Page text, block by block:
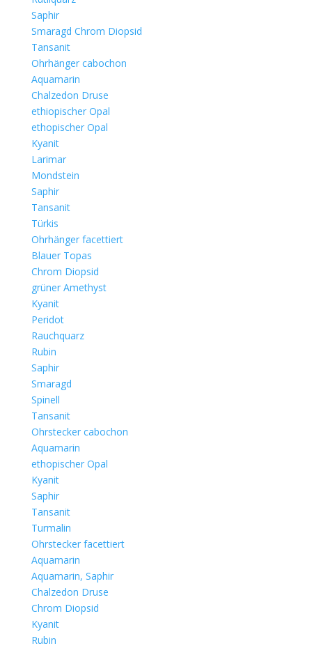
Saphir
Smaragd Chrom Diopsid
Tansanit
Ohrhänger cabochon
Aquamarin
Chalzedon Druse
ethiopischer Opal
ethopischer Opal
Kyanit
Larimar
Mondstein
Saphir
Tansanit
Türkis
Ohrhänger facettiert
Blauer Topas
Chrom Diopsid
grüner Amethyst
Kyanit
Peridot
Rauchquarz
Rubin
Saphir
Smaragd
Spinell
Tansanit
Ohrstecker cabochon
Aquamarin
ethopischer Opal
Kyanit
Saphir
Tansanit
Turmalin
Ohrstecker facettiert
Aquamarin
Aquamarin, Saphir
Chalzedon Druse
Chrom Diopsid
Kyanit
Rubin